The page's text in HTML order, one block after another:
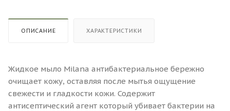
ОПИСАНИЕ ХАРАКТЕРИСТИКИ
Жидкое мыло Milana aнтибактериальное бережно
очищает кожу, оставляя после мытья ощущение
свежести и гладкости кожи. Содержит
антисептический агент который убивает бактерии на